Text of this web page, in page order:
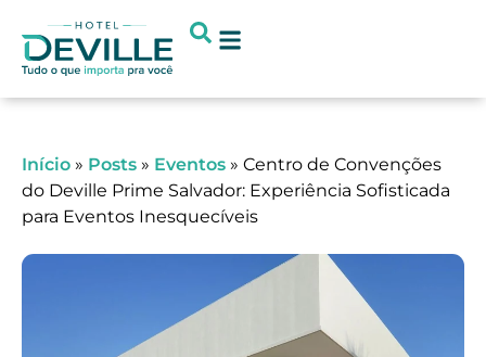
Início » Posts » Eventos » Centro de Convenções
do Deville Prime Salvador: Experiência Sofisticada
para Eventos Inesquecíveis